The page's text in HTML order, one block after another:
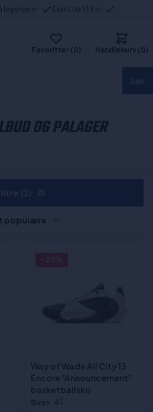
lagervarer Frakt fra 139 kr
Favoritter (0) Handlekurv (0)
OG PALAGER
Way of Wade All City 13
Encore "Announcement"
basketballsko
Sizes :45
populære